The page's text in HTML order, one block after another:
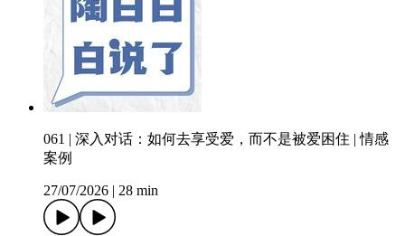
061 | 深入对话：如何去享受爱，而不是被爱困住 | 情感
案例
27/07/2026 28 min